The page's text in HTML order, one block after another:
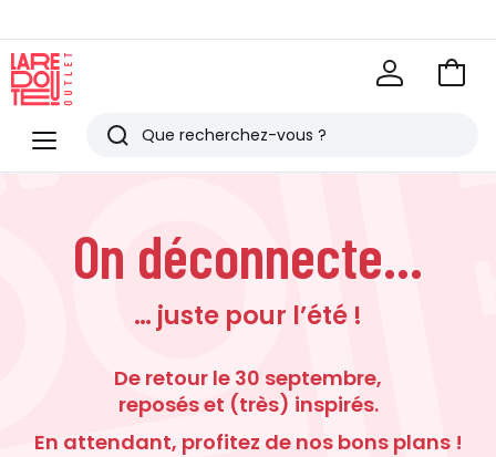
Menu
Redoute
Rechercher
Derniers
vus
Voir
On déconnecte...
… juste pour l’été !
De retour le 30 septembre,
reposés et (très) inspirés.
En attendant, profitez de nos bons plans !